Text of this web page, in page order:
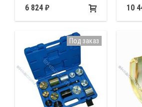
сайлентблоков задней
6 824 10
Под заказ